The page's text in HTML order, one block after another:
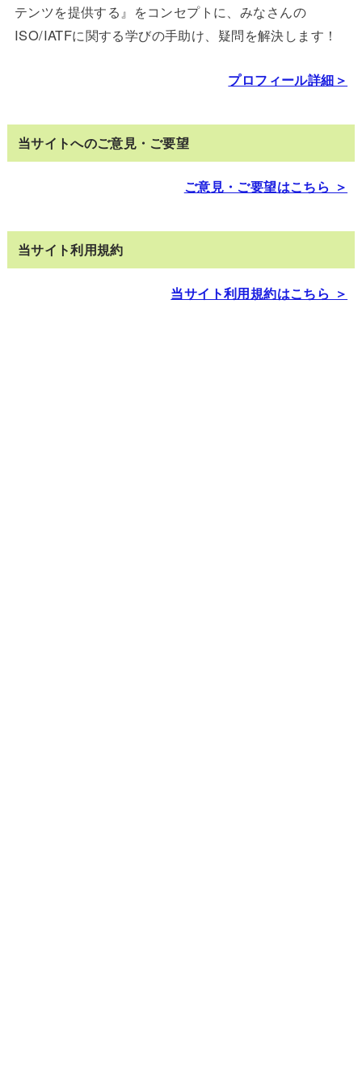
テンツを提供する』をコンセプトに、みなさんの
ISO/IATFに関する学びの手助け、疑問を解決します！
プロフィール詳細＞
当サイトへのご意見・ご要望
ご意見・ご要望はこちら ＞
当サイト利用規約
当サイト利用規約はこちら ＞